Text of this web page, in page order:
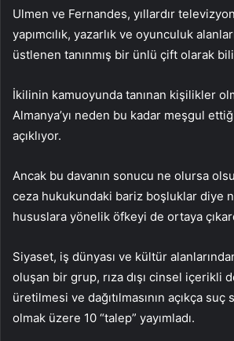
Ulmen ve Fernandes, yıllardır
yapımcılık, yazarlık ve oyunculuk
üstlenen tanınmış bir ünlü çift olarak
İkilinin kamuoyunda tanınan kişilikler
Almanya’yı neden bu kadar meşgul
açıklıyor.
Ancak bu davanın sonucu ne olursa
ceza hukukundaki bariz boşluklar diye
hususlara yönelik öfkeyi de ortaya
Siyaset, iş dünyası ve kültür
oluşan bir grup, rıza dışı cinsel içerikli
üretilmesi ve dağıtılmasının açıkça suç
olmak üzere 10 “talep” yayımladı.